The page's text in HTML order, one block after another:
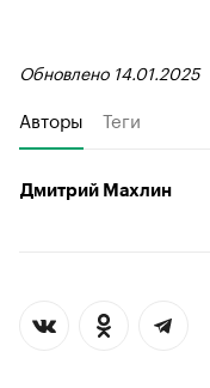
Обновлено 14.01.2025
Авторы Теги
Дмитрий Махлин